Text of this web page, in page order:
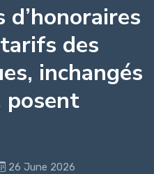
d’honoraires
des
inchangés
posent
26 June 2026